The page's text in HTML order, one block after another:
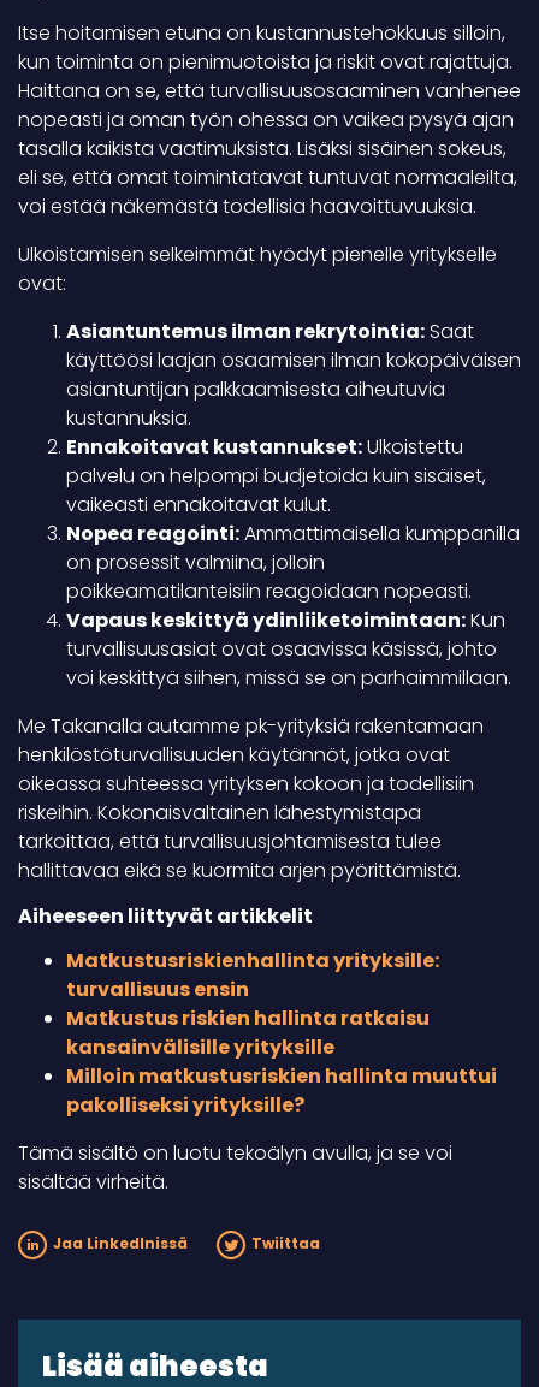
Itse hoitamisen etuna on kustannustehokkuus silloin,
kun toiminta on pienimuotoista ja riskit ovat rajattuja.
Haittana on se, että turvallisuusosaaminen vanhenee
nopeasti ja oman työn ohessa on vaikea pysyä ajan
tasalla kaikista vaatimuksista. Lisäksi sisäinen sokeus,
eli se, että omat toimintatavat tuntuvat normaaleilta,
voi estää näkemästä todellisia haavoittuvuuksia.
Ulkoistamisen selkeimmät hyödyt pienelle yritykselle
ovat:
Asiantuntemus ilman rekrytointia: Saat
käyttöösi laajan osaamisen ilman kokopäiväisen
asiantuntijan palkkaamisesta aiheutuvia
kustannuksia.
Ennakoitavat kustannukset:Ulkoistettu
palvelu on helpompi budjetoida kuin sisäiset,
vaikeasti ennakoitavat kulut.
Nopea reagointi:Ammattimaisella kumppanilla
on prosessit valmiina, jolloin
poikkeamatilanteisiin reagoidaan nopeasti.
Vapaus keskittyä ydinliiketoimintaan:Kun
turvallisuusasiat ovat osaavissa käsissä, johto
voi keskittyä siihen, missä se on parhaimmillaan.
Me Takanalla autamme pk-yrityksiä rakentamaan
henkilöstöturvallisuuden käytännöt, jotka ovat
oikeassa suhteessa yrityksen kokoon ja todellisiin
riskeihin. Kokonaisvaltainen lähestymistapa
tarkoittaa, että turvallisuusjohtamisesta tulee
hallittavaa eikä se kuormita arjen pyörittämistä.
Aiheeseen liittyvät artikkelit
Matkustusriskienhallinta yrityksille:
turvallisuus ensin
Matkustus riskien hallinta ratkaisu
kansainvälisille yrityksille
Milloin matkustusriskien hallinta muuttui
pakolliseksi yrityksille?
Tämä sisältö on luotu tekoälyn avulla, ja se voi
sisältää virheitä.
Jaa LinkedInissä Twiittaa
Lisää aiheesta